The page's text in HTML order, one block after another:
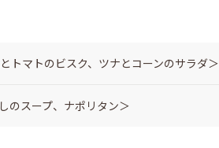
トマトのビスク、ツナとコーンのサラダ＞
のスープ、ナポリタン＞